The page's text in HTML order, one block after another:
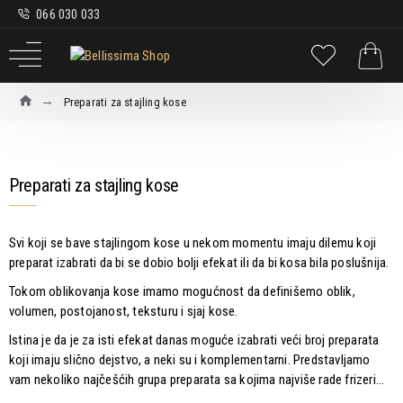
066 030 033
Preparati za stajling kose
Preparati za stajling kose
Svi koji se bave stajlingom kose u nekom momentu imaju dilemu koji
preparat izabrati da bi se dobio bolji efekat ili da bi kosa bila poslušnija.
Tokom oblikovanja kose imamo mogućnost da definišemo oblik,
volumen, postojanost, teksturu i sjaj kose.
Istina je da je za isti efekat danas moguće izabrati veći broj preparata
koji imaju slično dejstvo, a neki su i komplementarni. Predstavljamo
vam nekoliko najčešćih grupa preparata sa kojima najviše rade frizeri...